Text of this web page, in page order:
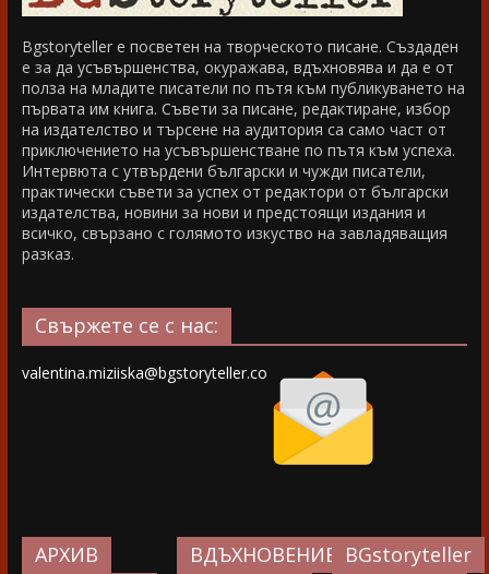
Bgstoryteller е посветен на творческото писане. Създаден
е за да усъвършенства, окуражава, вдъхновява и да е от
полза на младите писатели по пътя към публикуването на
първата им книга. Съвети за писане, редактиране, избор
на издателство и търсене на аудитория са само част от
приключението на усъвършенстване по пътя към успеха.
Интервюта с утвърдени български и чужди писатели,
практически съвети за успех от редактори от български
издателства, новини за нови и предстоящи издания и
всичко, свързано с голямото изкуство на завладяващия
разказ.
Свържете се с нас:
valentina.miziiska@bgstoryteller.co
АРХИВ ВДЪХНОВЕНИЕ…BGstoryteller